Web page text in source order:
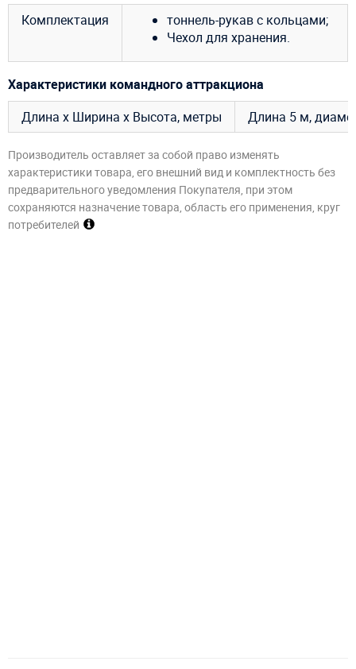
Комплектация
тоннель-рукав с кольцами;
Чехол для хранения.
Характеристики командного аттракциона
Длина х Ширина х Высота, метры
Длина 5 м,
Производитель оставляет за собой право изменять
характеристики товара, его внешний вид и комплектность без
предварительного уведомления Покупателя, при этом
сохраняются назначение товара, область его применения, круг
потребителей